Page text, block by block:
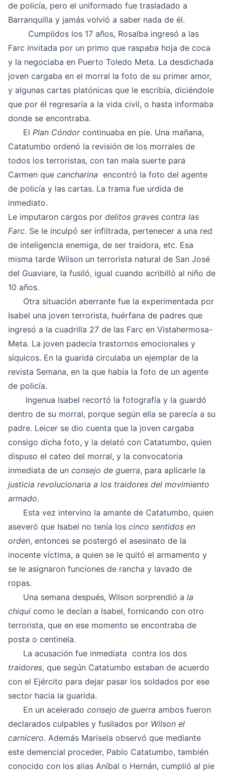
de policía, pero el uniformado fue trasladado a
Barranquilla y jamás volvió a saber nada de él.
Cumplidos los 17 años, Rosalba ingresó a las
Farc invitada por un primo que raspaba hoja de coca
y la negociaba en Puerto Toledo Meta. La desdichada
joven cargaba en el morral la foto de su primer amor,
y algunas cartas platónicas que le escribía, diciéndole
que por él regresaría a la vida civil, o hasta informaba
donde se encontraba.
El Plan Cóndorcontinuaba en pie. Una mañana,
Catatumbo ordenó la revisión de los morrales de
todos los terroristas, con tan mala suerte para
Carmen que cancharina encontró la foto del agente
de policía y las cartas. La trama fue urdida de
inmediato.
Le imputaron cargos por delitos graves contra las
Farc. Se le inculpó ser infiltrada, pertenecer a una red
de inteligencia enemiga, de ser traidora, etc. Esa
misma tarde Wilson un terrorista natural de San José
del Guaviare, la fusiló, igual cuando acribilló al niño de
10 años.
Otra situación aberrante fue la experimentada por
Isabel una joven terrorista, huérfana de padres que
ingresó a la cuadrilla 27 de las Farc en Vistahermosa-
Meta. La joven padecía trastornos emocionales y
síquicos. En la guarida circulaba un ejemplar de la
revista Semana, en la que había la foto de un agente
de policía.
Ingenua Isabel recortó la fotografía y la guardó
dentro de su morral, porque según ella se parecía a su
padre. Leicer se dio cuenta que la joven cargaba
consigo dicha foto, y la delató con Catatumbo, quien
dispuso el cateo del morral, y la convocatoria
inmediata de un consejo de guerra, para aplicarle la
justicia revolucionaria a los traidores del movimiento
armado.
Esta vez intervino la amante de Catatumbo, quien
aseveró que Isabel no tenía los cinco sentidos en
orden, entonces se postergó el asesinato de la
inocente víctima, a quien se le quitó el armamento y
se le asignaron funciones de rancha y lavado de
ropas.
Una semana después, Wilson sorprendió a la
chiqui como le decían a Isabel, fornicando con otro
terrorista, que en ese momento se encontraba de
posta o centinela.
La acusación fue inmediata contra los dos
traidores, que según Catatumbo estaban de acuerdo
con el Ejército para dejar pasar los soldados por ese
sector hacia la guarida.
En un acelerado consejo de guerra ambos fueron
declarados culpables y fusilados por Wilson el
carnicero. Además Marisela observó que mediante
este demencial proceder, Pablo Catatumbo, también
conocido con los alias Aníbal o Hernán, cumplió al pie